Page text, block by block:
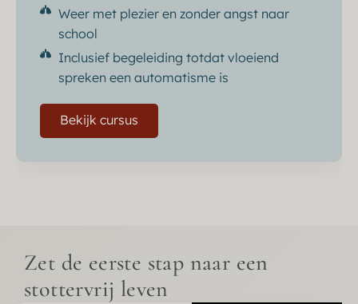
Weer met plezier en zonder angst naar
school
Inclusief begeleiding totdat vloeiend
spreken een automatisme is
Bekijk cursus
Zet de eerste stap naar een
stottervrij leven